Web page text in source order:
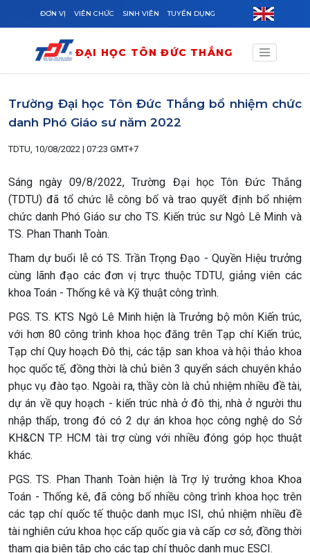
Skip to main content
ĐƠN VỊ VIÊN CHỨC SINH VIÊN TUYỂN DỤNG
ĐẠI HỌC TÔN ĐỨC THẮNG
Trường Đại học Tôn Đức Thắng bổ nhiệm chức
danh Phó Giáo sư năm 2022
TDTU, 10/08/2022 | 07:23 GMT+7
Sáng ngày 09/8/2022, Trường Đại học Tôn Đức Thắng
(TDTU) đã tổ chức lễ công bố và trao quyết định bổ nhiệm
chức danh Phó Giáo sư cho TS. Kiến trúc sư Ngô Lê Minh và
TS. Phan Thanh Toàn.
Tham dự buổi lễ có TS. Trần Trọng Đạo - Quyền Hiệu trưởng
cùng lãnh đạo các đơn vị trực thuộc TDTU, giảng viên các
khoa Toán - Thống kê và Kỹ thuật công trình.
PGS. TS. KTS Ngô Lê Minh hiện là Trưởng bộ môn Kiến trúc,
với hơn 80 công trình khoa học đăng trên Tạp chí Kiến trúc,
Tạp chí Quy hoạch Đô thị, các tập san khoa và hội thảo khoa
học quốc tế, đồng thời là chủ biên 3 quyển sách chuyên khảo
phục vụ đào tạo. Ngoài ra, thầy còn là chủ nhiệm nhiều đề tài,
dự án về quy hoạch - kiến trúc nhà ở đô thị, nhà ở người thu
nhập thấp, trong đó có 2 dự án khoa học công nghệ do Sở
KH&CN TP. HCM tài trợ cùng với nhiều đóng góp học thuật
khác.
PGS. TS. Phan Thanh Toàn hiện là Trợ lý trưởng khoa Khoa
Toán - Thống kê, đã công bố nhiều công trình khoa học trên
các tạp chí quốc tế thuộc danh mục ISI, chủ nhiệm nhiều đề
tài nghiên cứu khoa học cấp quốc gia và cấp cơ sở, đồng thời
tham gia biên tập cho các tạp chí thuộc danh mục ESCI.